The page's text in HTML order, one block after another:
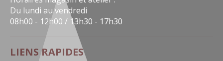
Du lundi au vendredi
08h00 - 12h00 / 13h30 - 17h30
LIENS RAPIDES